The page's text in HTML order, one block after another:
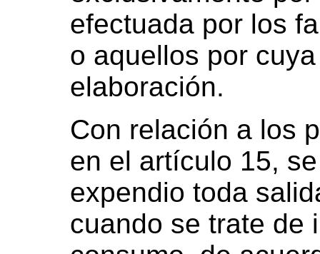
efectuada por los
o aquellos por
elaboración.
Con relación a los
en el artículo 15,
expendio toda
cuando se trate de